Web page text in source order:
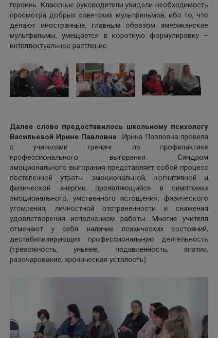
героинь. Классные руководители увидели необходимость
просмотра добрых советских мультфильмов, ибо то, что
делают иностранные, главным образом американские
мультфильмы, умещается в короткую формулировку –
интеллектуальное растление.
Далее слово предоставилось школьному психологу
Васильевой Ирине Павловне. Ирина Павловна провела
с учителями тренинг по профилактике
профессионального выгорания. Синдром
эмоционального выгорания представляет собой процесс
постепенной утраты эмоциональной, когнитивной и
физической энергии, проявляющийся в симптомах
эмоционального, умственного истощения, физического
утомления, личностной отстраненности и снижения
удовлетворения исполнением работы. Многие учителя
отмечают у себя наличие психических состояний,
дестабилизирующих профессиональную деятельность
(тревожность, уныние, подавленность, апатия,
разочарование, хроническая усталость).